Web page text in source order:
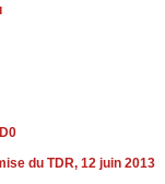
du TDR, 12 juin 2013